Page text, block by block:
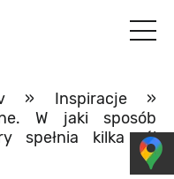
» Inspiracje»
W jaki sposób
spełnia kilka ról